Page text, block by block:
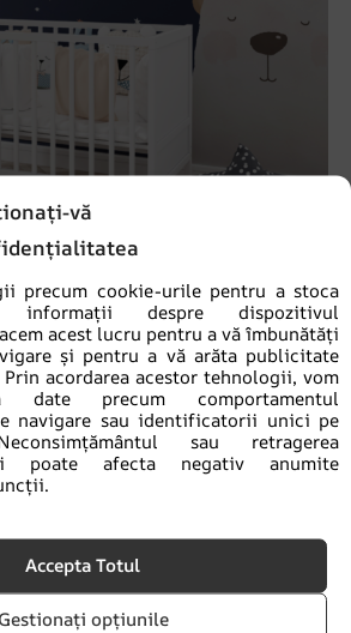
vă
precum cookie-urile pentru a stoca
informații despre dispozitivul
acest lucru pentru a vă îmbunătăți
și pentru a vă arăta publicitate
Prin acordarea acestor tehnologii, vom
date precum comportamentul
navigare sau identificatorii unici pe
sau retragerea
poate afecta negativ anumite
Accepta Totul
Gestionați opțiunile
93.20lei 69.90 lei